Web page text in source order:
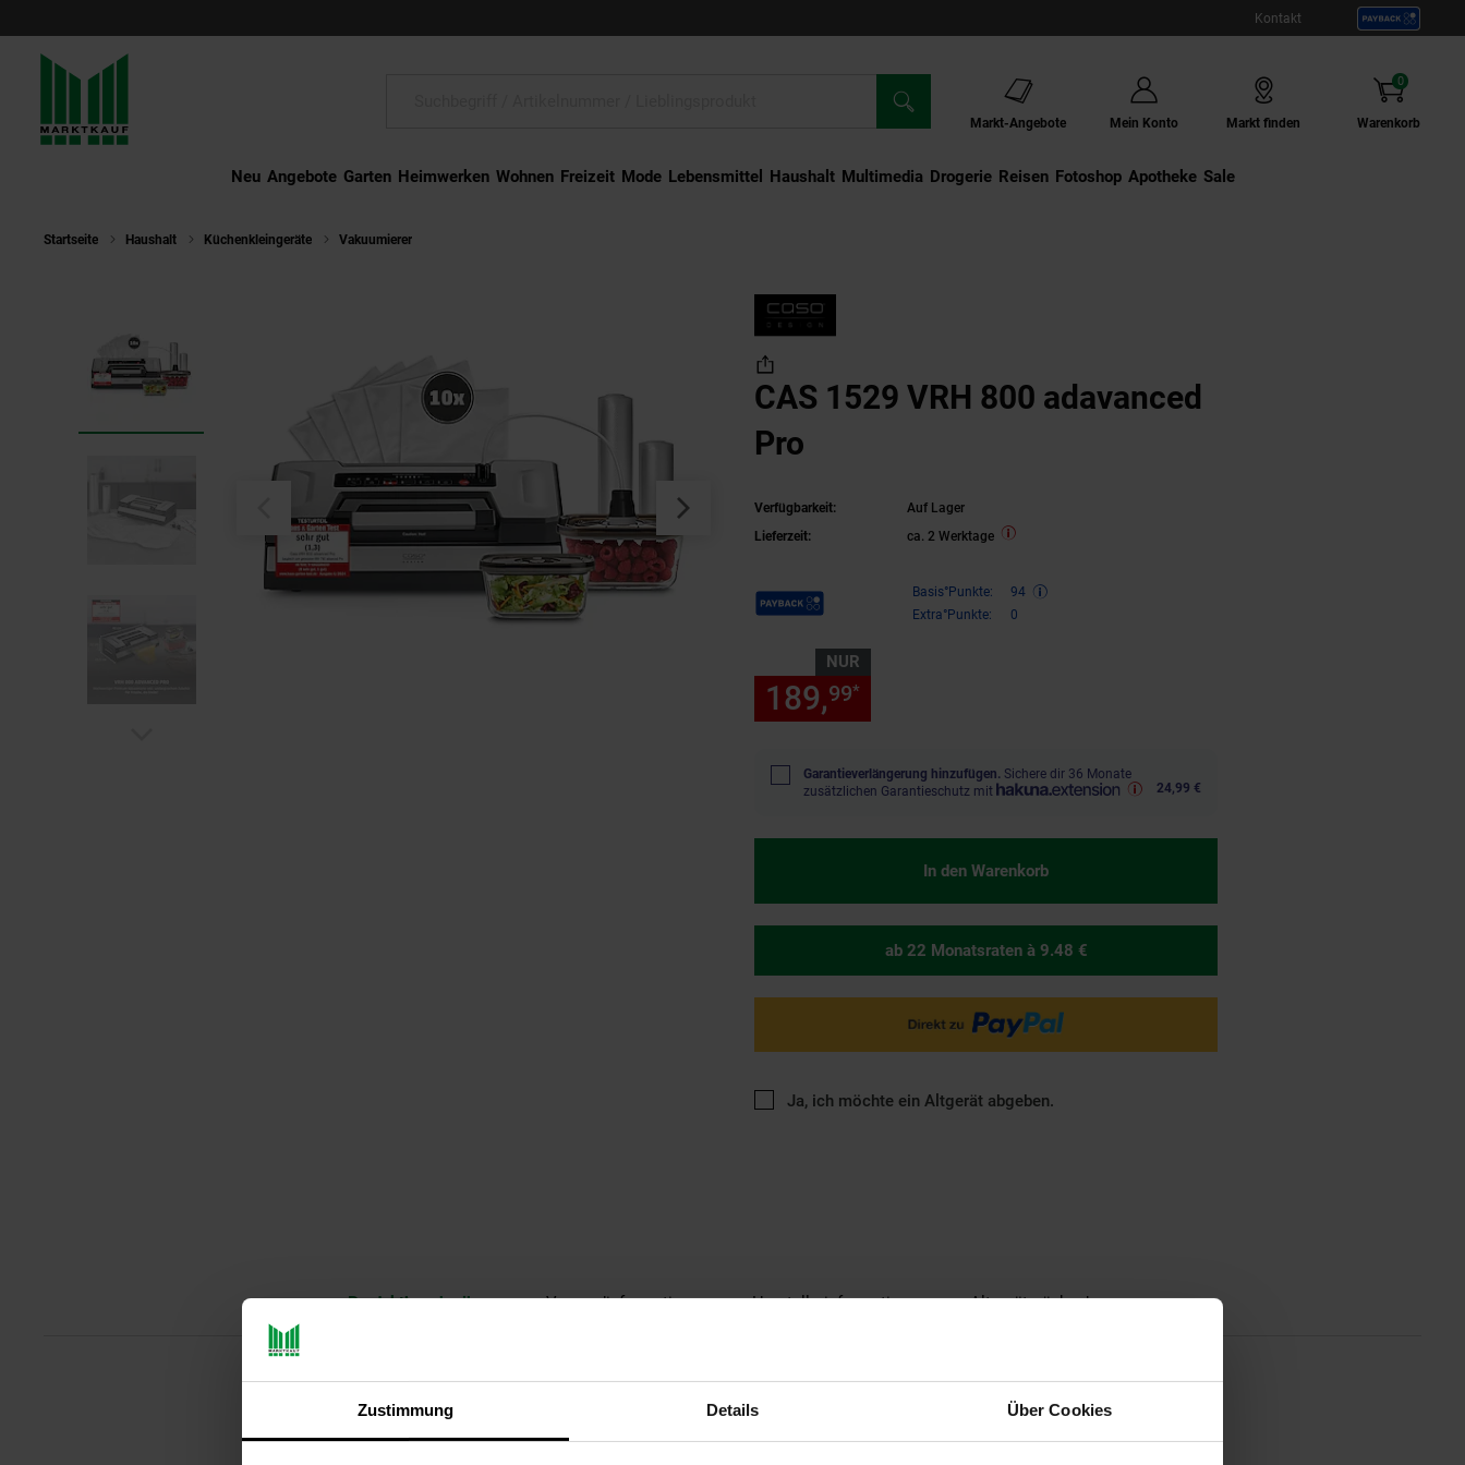
Zustimmung Details Über Cookies
Kontakt
Markt-Angebote Mein Konto Markt finden Warenkorb
0
Artikel
Neu Angebote Garten Heimwerken Wohnen Freizeit Mode Lebensmittel Haushalt Multimedia Drogerie Externer Link:
Reisen Externer Link:
Fotoshop Externer Link:
Apotheke Sale
Startseite Haushalt Küchenkleingeräte Vakuumierer
CAS 1529 VRH 800 adavanced
Pro
Verfügbarkeit:
Auf Lager
Lieferzeit:
ca. 2 Werktage
Payback Punkte Basis°Punkte:
94
Extra°Punkte:
0
NUR
189,99*
Garantieverlängerung hinzufügen. Sichere dir 36 Monate
zusätzlichen Garantieschutz mit
24,99 €
In den Warenkorb
ab 22 Monatsraten à 9.48 €
Ja, ich möchte ein Altgerät abgeben.
Produktbeschreibung Versandinformationen Herstellerinformationen Altgeräterücknahme
CASO VRH 800 Advanced Pro Vakuumierer – Professionelles Vakuumieren für LebensmittelDerCASO VRH 800 Advanced Proist der
ideale Vakuumierer für alle, die Wert auf Frische, Qualität und eine einfache Handhabung legen. Ob Fleisch, Fisch oder andere
empfindliche Lebensmittel – dieses hochwertige Gerät sorgt dafür, dass Ihre Lebensmittel länger frisch bleiben und ihre Aromen